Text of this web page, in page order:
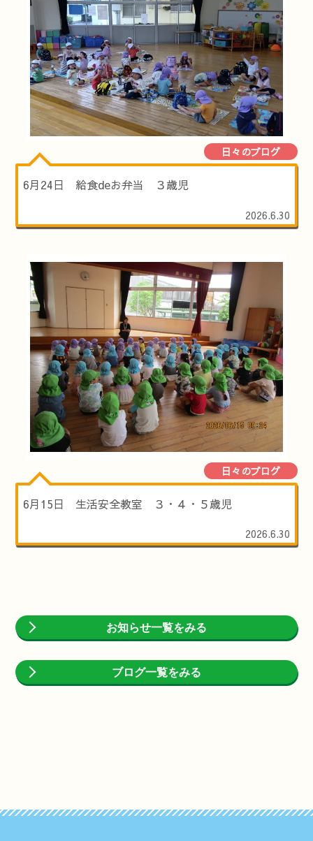
日々のブログ
6月24日 給食deお弁当 ３歳児
2026.6.30
日々のブログ
6月15日 生活安全教室 ３・４・５歳児
2026.6.30
お知らせ一覧をみる
ブログ一覧をみる